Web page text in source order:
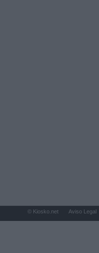
© Kiosko.net Aviso Legal